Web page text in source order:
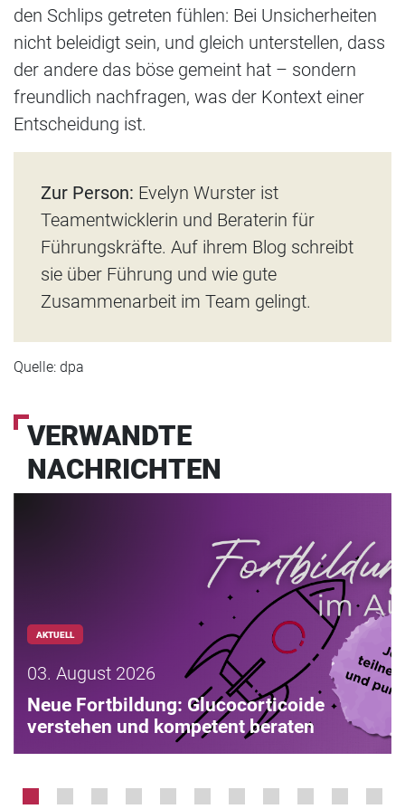
den Schlips getreten fühlen: Bei Unsicherheiten
nicht beleidigt sein, und gleich unterstellen, dass
der andere das böse gemeint hat – sondern
freundlich nachfragen, was der Kontext einer
Entscheidung ist.
Zur Person: Evelyn Wurster ist
Teamentwicklerin und Beraterin für
Führungskräfte. Auf ihrem Blog schreibt
sie über Führung und wie gute
Zusammenarbeit im Team gelingt.
Quelle: dpa
VERWANDTE
NACHRICHTEN
AKTUELL
03. August 2026
Neue Fortbildung: Glucocorticoide
verstehen und kompetent beraten